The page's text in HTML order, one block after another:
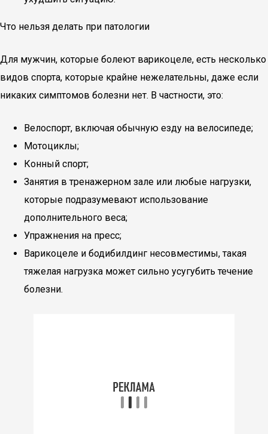
Что нельзя делать при патологии
Для мужчин, которые болеют варикоцеле, есть несколько
видов спорта, которые крайне нежелательны, даже если
никаких симптомов болезни нет. В частности, это:
Велоспорт, включая обычную езду на велосипеде;
Мотоциклы;
Конный спорт;
Занятия в тренажерном зале или любые нагрузки,
которые подразумевают использование
дополнительного веса;
Упражнения на пресс;
Варикоцеле и бодибилдинг несовместимы, такая
тяжелая нагрузка может сильно усугубить течение
болезни.